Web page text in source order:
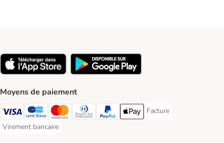
Moyens de paiement
Visa Payment Method
carte bleue Payment Method
Master Card Payment Method
Diners Club Payment Method
Paypal Payment Method
Apple Pay Payment Method
Facture
Facture Payment Method
Virement bancaire
Virement bancaire Payment Method